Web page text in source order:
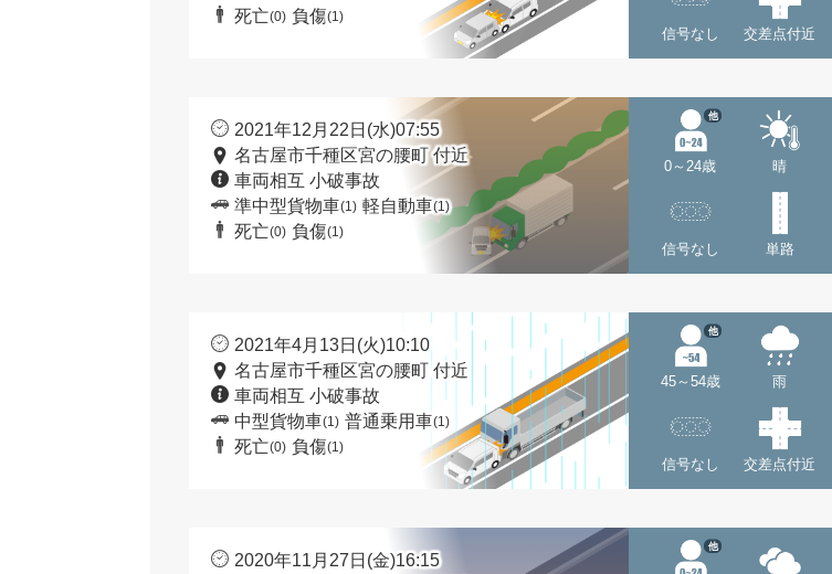
死亡(0) 負傷(1)
信号なし 交差点付近
2021年12月22日(水)07:55
名古屋市千種区宮の腰町 付近
車両相互 小破事故
準中型貨物車(1) 軽自動車(1)
死亡(0) 負傷(1)
0～24歳
他
晴
信号なし 単路
2021年4月13日(火)10:10
名古屋市千種区宮の腰町 付近
車両相互 小破事故
中型貨物車(1) 普通乗用車(1)
死亡(0) 負傷(1)
45～54歳
他
雨
信号なし 交差点付近
2020年11月27日(金)16:15
他